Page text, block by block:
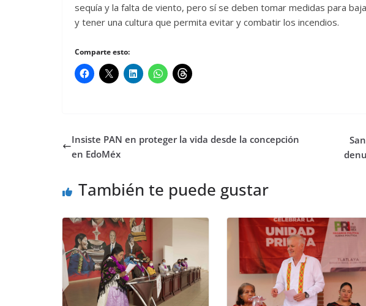
sequía y la falta de viento, pero sí se deben tomar medidas para
y tener una cultura que permita evitar y combatir los incendios.
Comparte esto:
Insiste PAN en proteger la vida desde la concepción
en EdoMéx
También te puede gustar